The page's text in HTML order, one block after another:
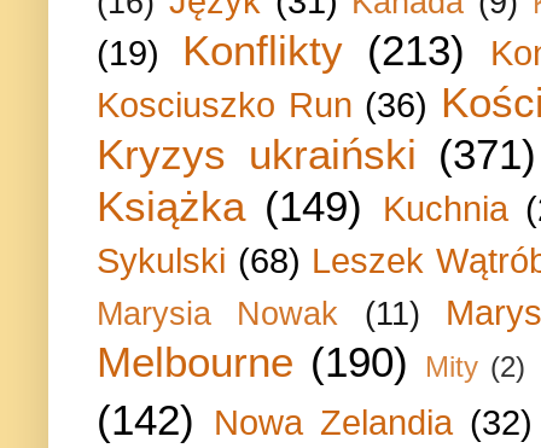
(19) Konflikty (213)
Kosciuszko Run (36)
Kryzys ukraiński (371)
Książka (149) Kuchnia
Sykulski (68) Leszek
Marysia Nowak (11)
Melbourne (190) Mity (2)
(142) Nowa Zelandia (32)